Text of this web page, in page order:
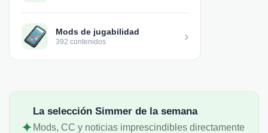
Mods de jugabilidad
392 contenidos ›
✦
La selección Simmer de la semana
Mods, CC y noticias imprescindibles directamente